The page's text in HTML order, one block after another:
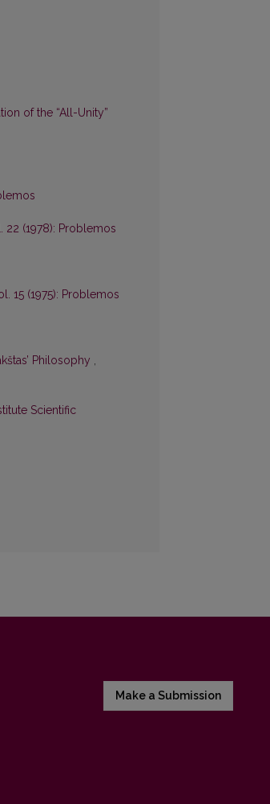
of the “All-Unity”
22 (1978): Problemos
15 (1975): Problemos
Philosophy ,
Scientific
Make a Submission